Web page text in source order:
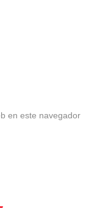
en este navegador